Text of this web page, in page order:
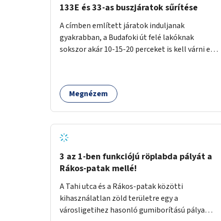
133E és 33-as buszjáratok sűrítése
A címben említett járatok induljanak
gyakrabban, a Budafoki út felé lakóknak
sokszor akár 10-15-20 perceket is kell várni egy
Megnézem
3 az 1-ben funkciójú röplabda pályát a
Rákos-patak mellé!
A Tahi utca és a Rákos-patak közötti
kihasználatlan zöld területre egy a
városligetihez hasonló gumiborítású pálya